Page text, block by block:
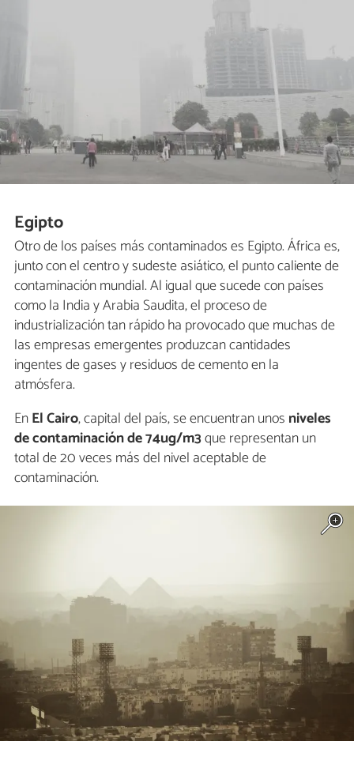
Egipto
Otro de los países más contaminados es Egipto. África es,
junto con el centro y sudeste asiático, el punto caliente de
contaminación mundial. Al igual que sucede con países
como la India y Arabia Saudita, el proceso de
industrialización tan rápido ha provocado que muchas de
las empresas emergentes produzcan cantidades
ingentes de gases y residuos de cemento en la
atmósfera.
EnEl Cairo, capital del país, se encuentran unos niveles
de contaminación de 74ug/m3que representan un
total de 20 veces más del nivel aceptable de
contaminación.